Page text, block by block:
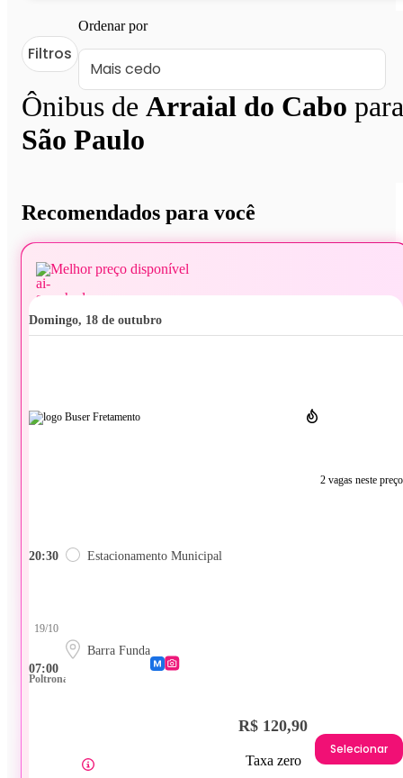
Ônibus de Arraial do Cabo para
São Paulo
Filtros
Ordenar por
Recomendados para você
Melhor preço disponível
domingo, 18 de outubro
2 vagas neste preço
20:30 Estacionamento Municipal
07:00
19/10
Barra Funda
Poltrona
R$ 120,90
Taxa zero
Selecionar